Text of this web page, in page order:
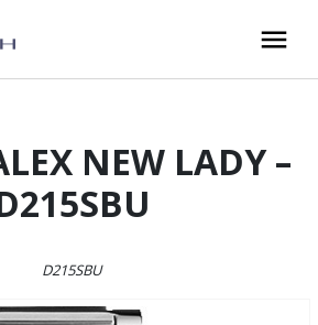
NEW LADY –
D215SBU